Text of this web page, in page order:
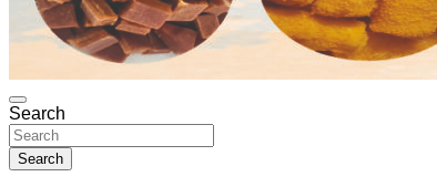
Search
Search